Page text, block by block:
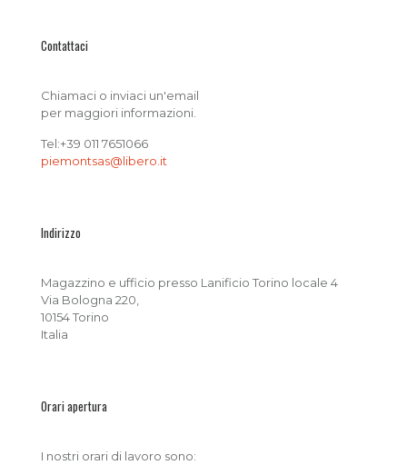
Contattaci
Chiamaci o inviaci un'email
per maggiori informazioni.
Tel:+39 011 7651066
piemontsas@libero.it
Indirizzo
Magazzino e ufficio presso Lanificio Torino locale 4
Via Bologna 220,
10154 Torino
Italia
Orari apertura
I nostri orari di lavoro sono: